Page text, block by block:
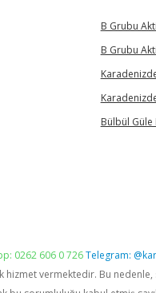
B Grubu
B Grubu
Bülbül Güle
0262 606 0 726Telegram:
hizmet vermektedir. Bu